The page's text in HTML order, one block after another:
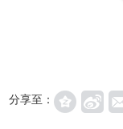
分享至：